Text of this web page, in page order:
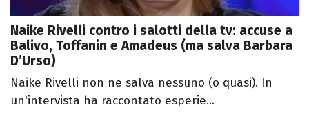
Naike Rivelli contro i salotti della tv: accuse a
Balivo, Toffanin e Amadeus (ma salva Barbara
D’Urso)
Naike Rivelli non ne salva nessuno (o quasi). In
un'intervista ha raccontato esperie...